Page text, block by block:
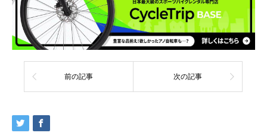
前の記事 次の記事